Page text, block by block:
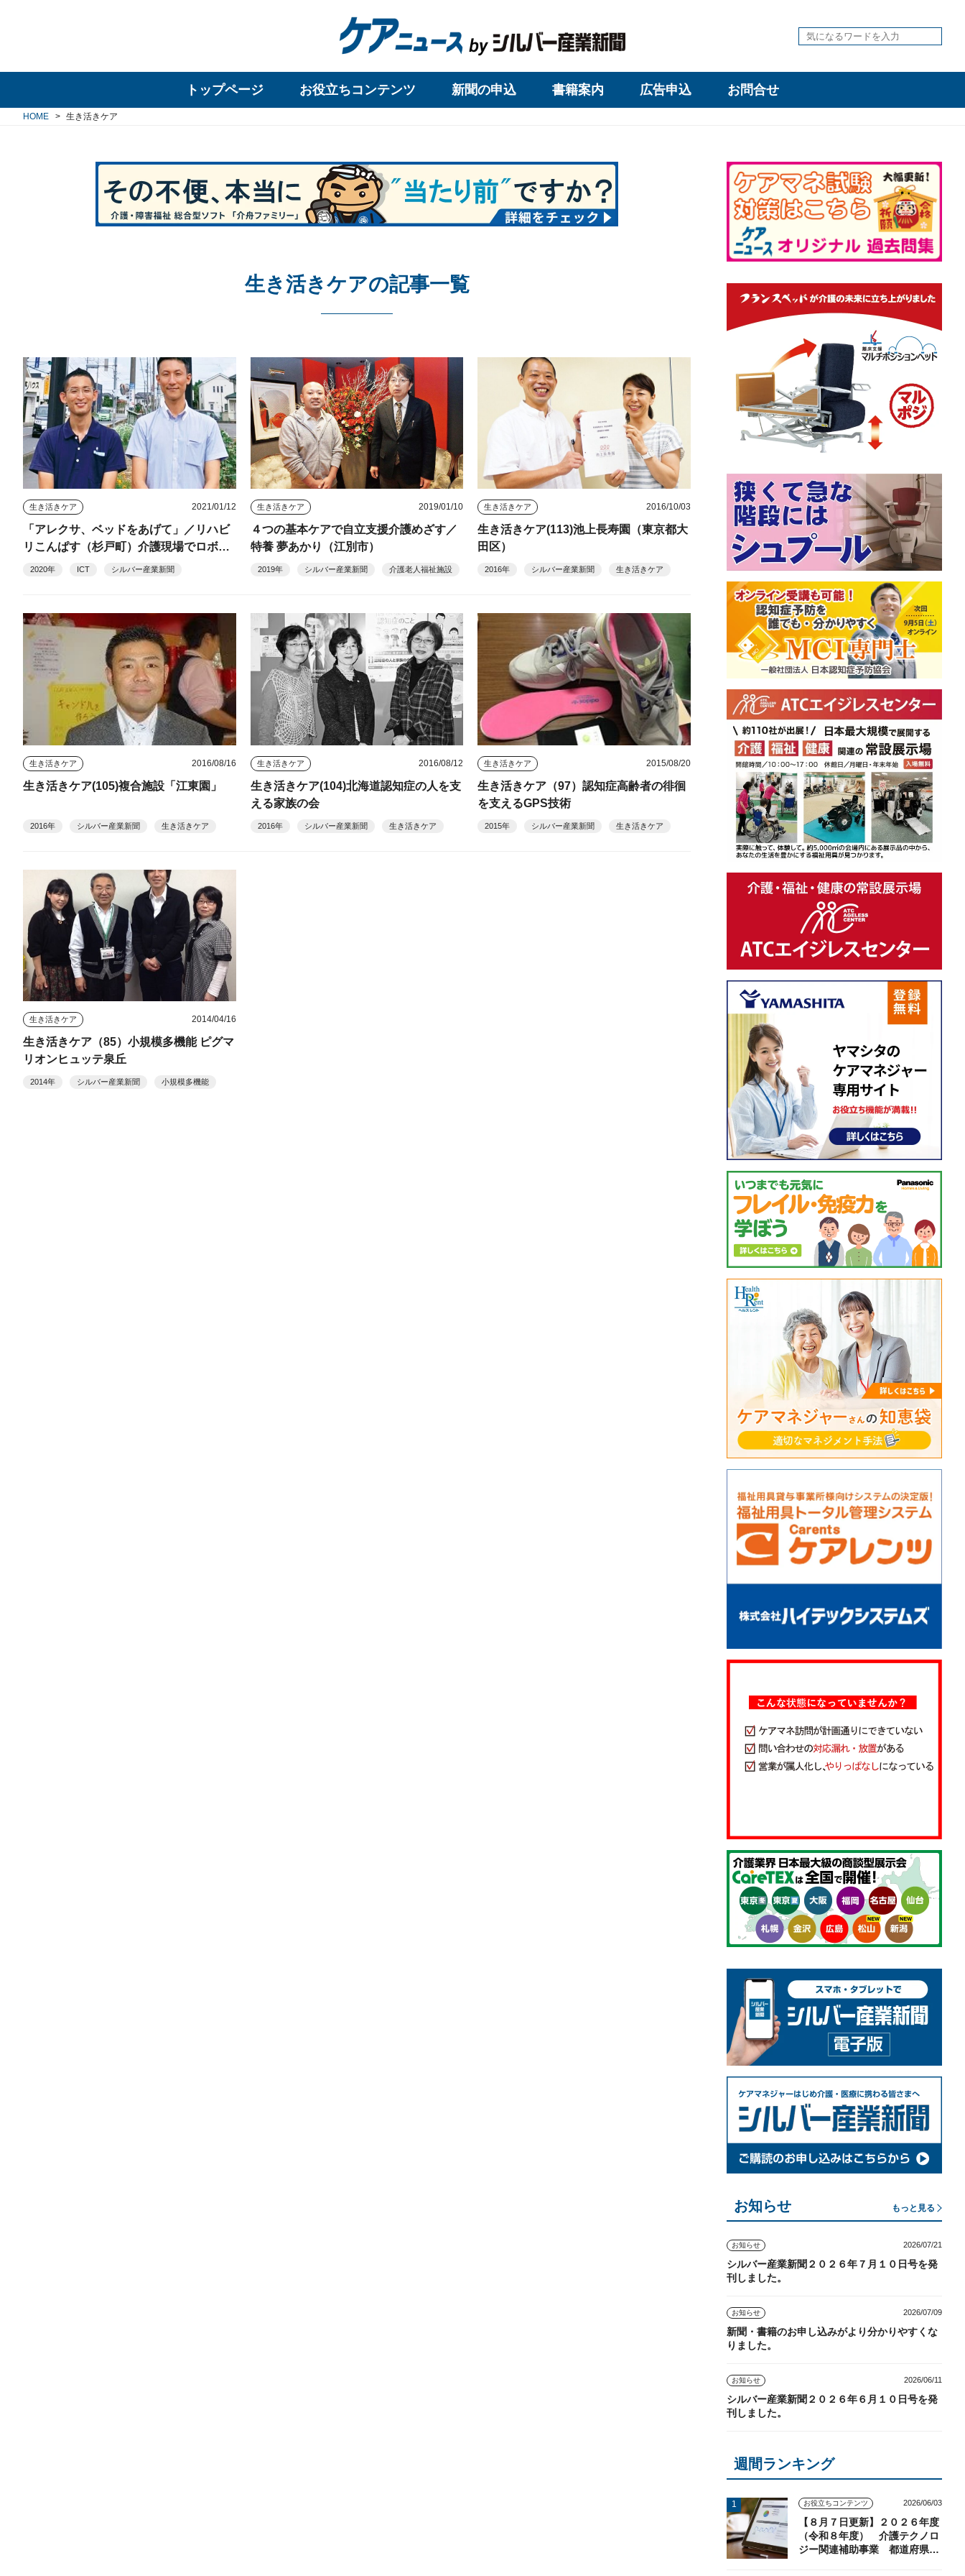
トップページ お役立ちコンテンツ 新聞の申込 書籍案内 広告申込 お問合せ
HOME 生き活きケア
生き活きケアの記事一覧
生き活きケア 2021/01/12
「アレクサ、ベッドをあげて」／リハビ
リこんぱす（杉戸町）介護現場でロボッ
ト・ICTを活用して、利用者の自立した
2020年 ICT シルバー産業新聞
生き活きケア 2019/01/10
４つの基本ケアで自立支援介護めざす／
特養 夢あかり（江別市）
2019年 シルバー産業新聞 介護老人福祉施設
生き活きケア 2016/10/03
生き活きケア(113)池上長寿園（東京都大
田区）
2016年 シルバー産業新聞 生き活きケア
生き活きケア 2016/08/16
生き活きケア(105)複合施設「江東園」
2016年 シルバー産業新聞 生き活きケア
生き活きケア 2016/08/12
生き活きケア(104)北海道認知症の人を支
える家族の会
2016年 シルバー産業新聞 生き活きケア
生き活きケア 2015/08/20
生き活きケア（97）認知症高齢者の徘徊
を支えるGPS技術
2015年 シルバー産業新聞 生き活きケア
生き活きケア 2014/04/16
生き活きケア（85）小規模多機能 ピグマ
リオンヒュッテ泉丘
2014年 シルバー産業新聞 小規模多機能
お知らせ もっと見る
お知らせ 2026/07/21
シルバー産業新聞２０２６年７月１０日号を発
刊しました。
お知らせ 2026/07/09
新聞・書籍のお申し込みがより分かりやすくな
りました。
お知らせ 2026/06/11
シルバー産業新聞２０２６年６月１０日号を発
刊しました。
週間ランキング
お役立ちコンテンツ 2026/06/03
【８月７日更新】２０２６年度
（令和８年度） 介護テクノロ
ジー関連補助事業 都道府県の